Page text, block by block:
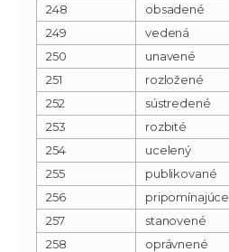
248
obsadené
249
vedená
250
unavené
251
rozložené
252
sústredené
253
rozbité
254
ucelený
255
publikované
256
pripomínajúce
257
stanovené
258
oprávnené